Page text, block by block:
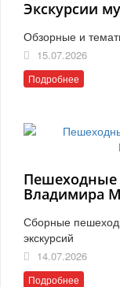
Экскурсии
Обзорные и
15.07.2026
Подробнее
Пешеходные
Владимира
Сборные
экскурсий
14.07.2026
Подробнее